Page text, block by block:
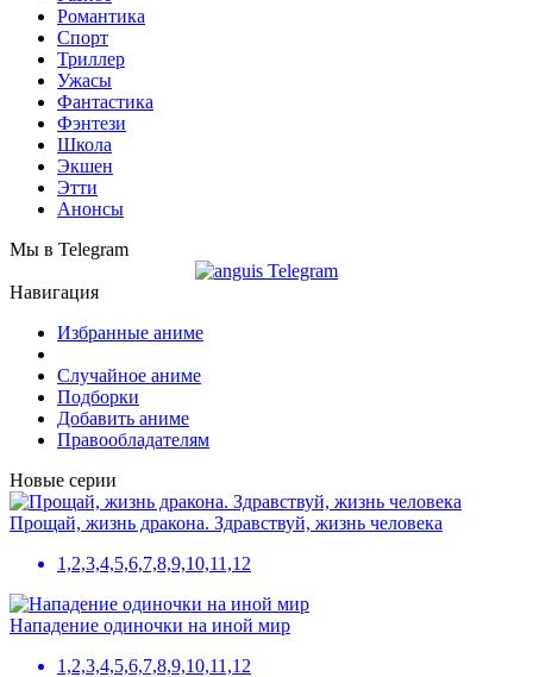
Романтика
Спорт
Триллер
Ужасы
Фантастика
Фэнтези
Школа
Экшен
Этти
Анонсы
Мы в Telegram
Навигация
Избранные аниме
Случайное аниме
Подборки
Добавить аниме
Правообладателям
Новые серии
Прощай, жизнь дракона. Здравствуй, жизнь человека
1,2,3,4,5,6,7,8,9,10,11,12
Нападение одиночки на иной мир
1,2,3,4,5,6,7,8,9,10,11,12